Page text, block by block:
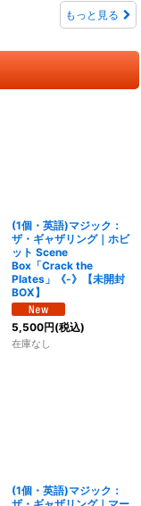
もっと見る
(1個・英語)マジック：
ザ・ギャザリング｜ホビ
ット Scene
Box「Crack the
Plates」《-》【未開封
BOX】
5,500円(税込)
在庫なし
(1個・英語)マジック：